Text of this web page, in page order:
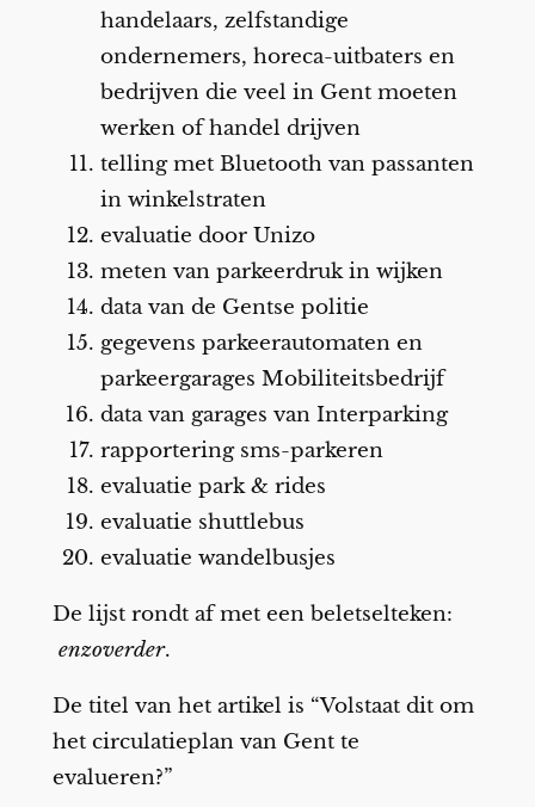
handelaars, zelfstandige
ondernemers, horeca-uitbaters en
bedrijven die veel in Gent moeten
werken of handel drijven
telling met Bluetooth van passanten
in winkelstraten
evaluatie door Unizo
meten van parkeerdruk in wijken
data van de Gentse politie
gegevens parkeerautomaten en
parkeergarages Mobiliteitsbedrijf
data van garages van Interparking
rapportering sms-parkeren
evaluatie park & rides
evaluatie shuttlebus
evaluatie wandelbusjes
De lijst rondt af met een beletselteken:
enzoverder.
De titel van het artikel is “Volstaat dit om
het circulatieplan van Gent te
evalueren?”